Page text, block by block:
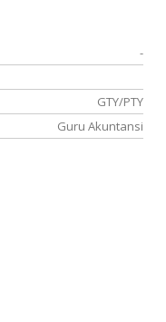
-
GTY/PTY
Guru Akuntansi